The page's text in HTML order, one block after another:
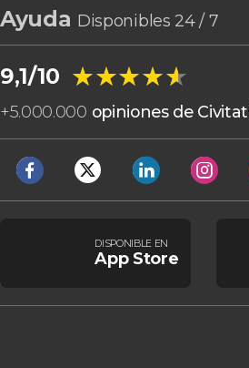
Ayuda Disponibles 24 / 7
9,1/10 ★★★★★
★★★★★
+5.000.000 opiniones de
DISPONIBLE EN
App Store